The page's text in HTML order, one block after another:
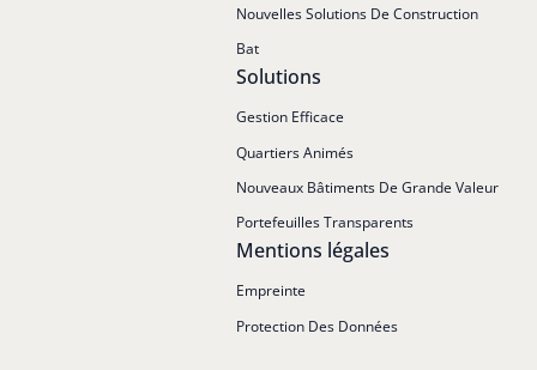
Nouvelles Solutions De Construction
Bat
Solutions
Gestion Efficace
Quartiers Animés
Nouveaux Bâtiments De Grande Valeur
Portefeuilles Transparents
Mentions légales
Empreinte
Protection Des Données